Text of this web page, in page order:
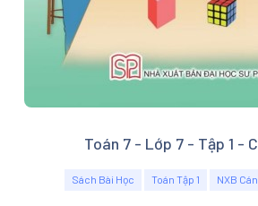
Toán 7 - Lớp 7 - Tập 1 -
Sách Bài Học Toán Tập 1 NXB